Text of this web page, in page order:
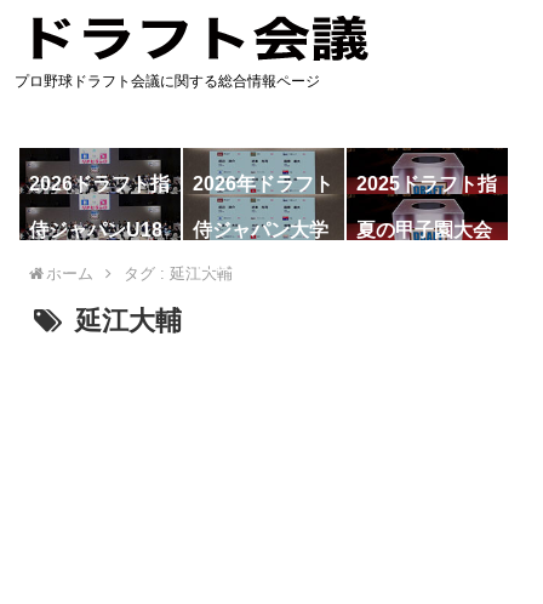
プロ野球ドラフト会議に関する総合情報ページ
2026ドラフト指
名予想
2026年ドラフト
候補
2025ドラフト指
名一覧
侍ジャパンU18
代表
侍ジャパン大学
代表
夏の甲子園大会
ホーム タグ : 延江大輔
延江大輔